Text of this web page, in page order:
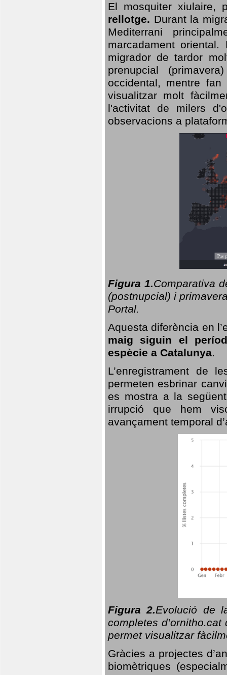
El mosquiter xiulaire,
rellotge. Durant la
Mediterrani
marcadament
migrador de tardor
prenupcial
occidental, mentre
visualitzar molt
l'activitat de milers
observacions a
Figura 1.Comparativa
(postnupcial) i
Portal.
Aquesta diferència en
maig siguin el
espècie a Catalunya.
L’enregistrament de
permeten esbrinar
es mostra a la
irrupció que hem
avançament temporal
Figura 2.Evolució de
completes
permet visualitzar
Gràcies a projectes
biomètriques